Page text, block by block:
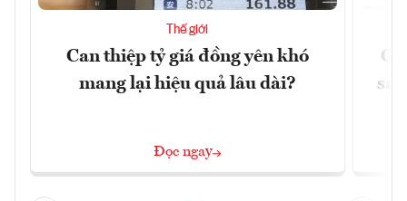
Thế giới
Can thiệp tỷ giá đồng yên khó
mang lại hiệu quả lâu dài?
Đọc ngay